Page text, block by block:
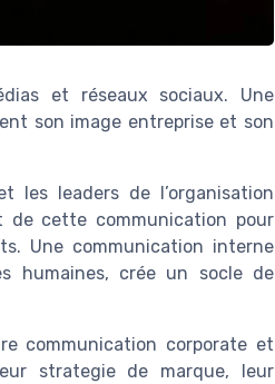
et réseaux sociaux. Une
son image entreprise et son
les leaders de l’organisation
de cette communication pour
Une communication interne
humaines, crée un socle de
communication corporate et
strategie de marque, leur